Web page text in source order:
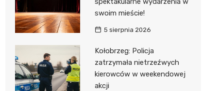
swoim mieście!
5 sierpnia 2026
Kołobrzeg: Policja
zatrzymała nietrzeźwych
kierowców w weekendowej
akcji